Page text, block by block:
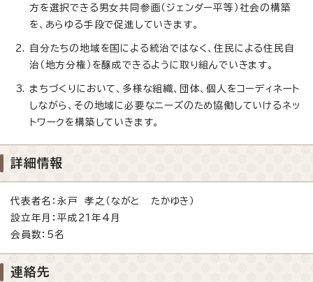
方を選択できる男女共同参画（ジェンダー平等）社会の構築
を、あらゆる手段で促進していきます。
自分たちの地域を国による統治ではなく、住民による住民自
治（地方分権）を醸成できるように取り組んでいきます。
まちづくりにおいて、多様な組織、団体、個人をコーディネート
しながら、その地域に必要なニーズのため協働していけるネッ
トワークを構築していきます。
詳細情報
代表者名：永戸 孝之（ながと たかゆき）
設立年月：平成21年4月
会員数：5名
連絡先